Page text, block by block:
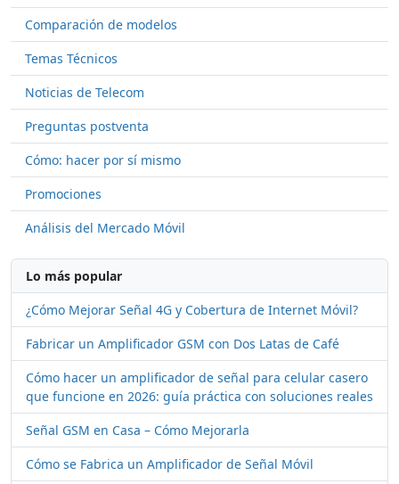
Comparación de modelos
Temas Técnicos
Noticias de Telecom
Preguntas postventa
Cómo: hacer por sí mismo
Promociones
Análisis del Mercado Móvil
Lo más popular
¿Cómo Mejorar Señal 4G y Cobertura de Internet Móvil?
Fabricar un Amplificador GSM con Dos Latas de Café
Cómo hacer un amplificador de señal para celular casero
que funcione en 2026: guía práctica con soluciones reales
Señal GSM en Casa – Cómo Mejorarla
Cómo se Fabrica un Amplificador de Señal Móvil